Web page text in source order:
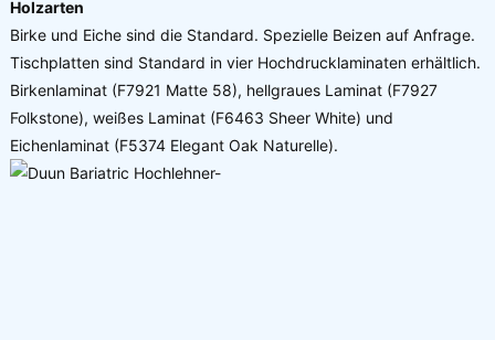
Holzarten
Birke und Eiche sind die Standard. Spezielle Beizen auf Anfrage.
Tischplatten sind Standard in vier Hochdrucklaminaten erhältlich.
Birkenlaminat (F7921 Matte 58), hellgraues Laminat (F7927
Folkstone), weißes Laminat (F6463 Sheer White) und
Eichenlaminat (F5374 Elegant Oak Naturelle).